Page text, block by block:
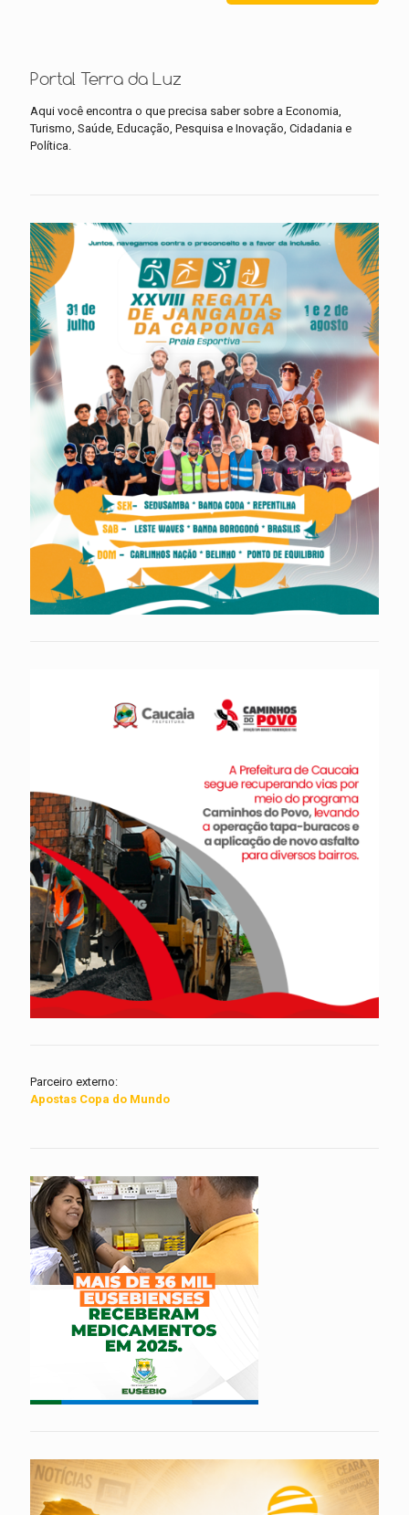
Portal Terra da Luz
Aqui você encontra o que precisa saber sobre a Economia,
Turismo, Saúde, Educação, Pesquisa e Inovação, Cidadania e
Política.
Parceiro externo:
Apostas Copa do Mundo